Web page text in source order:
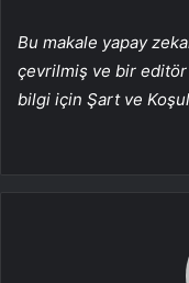
Bu makale yapay
çevrilmiş ve bir editör
bilgi için Şart ve